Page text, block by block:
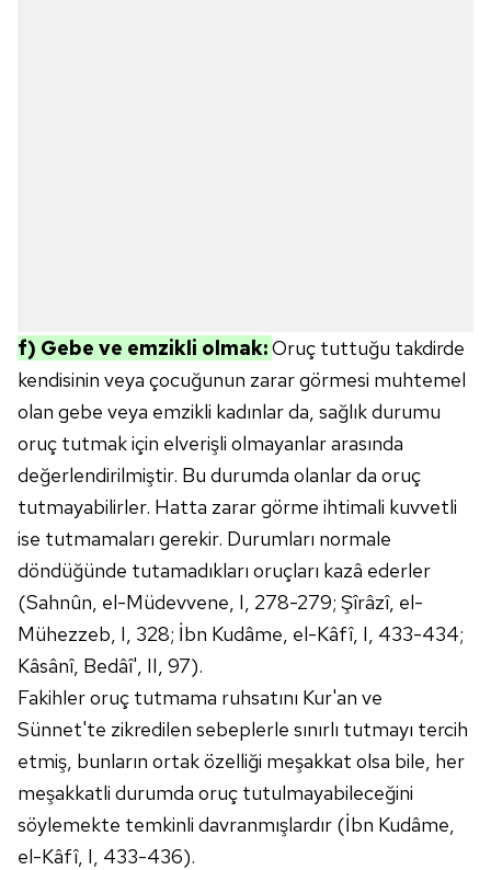
f) Gebe ve emzikli olmak:Oruç tuttuğu takdirde
kendisinin veya çocuğunun zarar görmesi muhtemel
olan gebe veya emzikli kadınlar da, sağlık durumu
oruç tutmak için elverişli olmayanlar arasında
değerlendirilmiştir. Bu durumda olanlar da oruç
tutmayabilirler. Hatta zarar görme ihtimali kuvvetli
ise tutmamaları gerekir. Durumları normale
döndüğünde tutamadıkları oruçları kazâ ederler
(Sahnûn, el-Müdevvene, I, 278-279; Şîrâzî, el-
Mühezzeb, I, 328; İbn Kudâme, el-Kâfî, I, 433-434;
Kâsânî, Bedâî', II, 97).
Fakihler oruç tutmama ruhsatını Kur'an ve
Sünnet'te zikredilen sebeplerle sınırlı tutmayı tercih
etmiş, bunların ortak özelliği meşakkat olsa bile, her
meşakkatli durumda oruç tutulmayabileceğini
söylemekte temkinli davranmışlardır (İbn Kudâme,
el-Kâfî, I, 433-436).